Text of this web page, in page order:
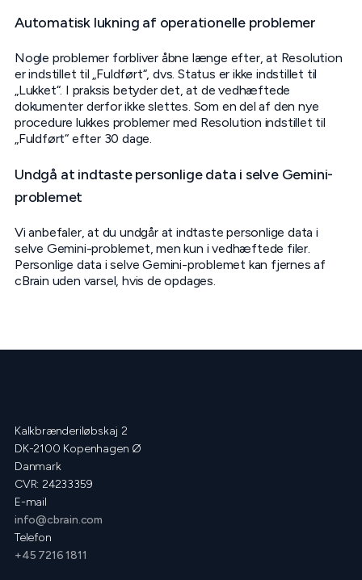
Automatisk lukning af operationelle problemer
Nogle problemer forbliver åbne længe efter, at Resolution
er indstillet til „Fuldført“, dvs. Status er ikke indstillet til
„Lukket“. I praksis betyder det, at de vedhæftede
dokumenter derfor ikke slettes. Som en del af den nye
procedure lukkes problemer med Resolution indstillet til
„Fuldført“ efter 30 dage.
Undgå at indtaste personlige data i selve Gemini-
problemet
Vi anbefaler, at du undgår at indtaste personlige data i
selve Gemini-problemet, men kun i vedhæftede filer.
Personlige data i selve Gemini-problemet kan fjernes af
cBrain uden varsel, hvis de opdages.
Kalkbrænderiløbskaj 2
DK-2100 Kopenhagen Ø
Danmark
CVR: 24233359
E-mail
info@cbrain.com
Telefon
+45 7216 1811